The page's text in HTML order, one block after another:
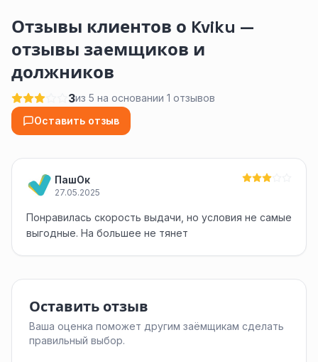
Отзывы клиентов о Kviku —
отзывы заемщиков и
должников
3из 5 на основании 1 отзывов
Оставить отзыв
ПашОк
27.05.2025
Понравилась скорость выдачи, но условия не самые
выгодные. На большее не тянет
Оставить отзыв
Ваша оценка поможет другим заёмщикам сделать
правильный выбор.